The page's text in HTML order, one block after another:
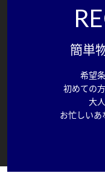
簡単
希望
初めての
大
お忙しいあ